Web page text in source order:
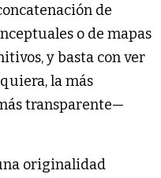
de
o de mapas
y basta con ver
la más
transparente—
originalidad